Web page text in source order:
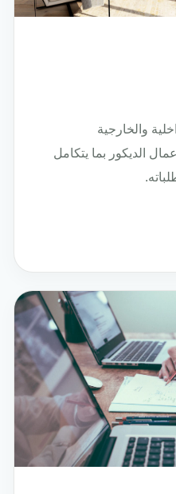
والخارجية
الديكور بما يتكامل